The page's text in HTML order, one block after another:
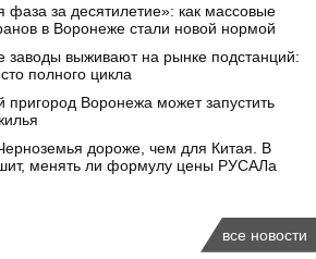
за десятилетие»: как массовые
в Воронеже стали новой нормой
заводы выживают на рынке подстанций:
полного цикла
пригород Воронежа может запустить
дороже, чем для Китая. В
менять ли формулу цены РУСАЛа
все новости